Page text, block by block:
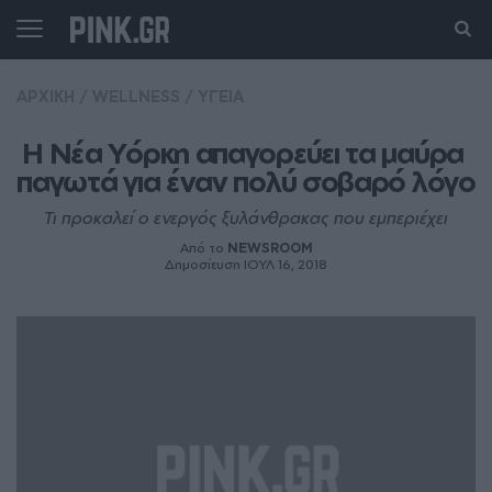
Η Νέα Υόρκη απαγορεύει τα μαύρα
παγωτά για έναν πολύ σοβαρό λόγο
Τι προκαλεί ο ενεργός ξυλάνθρακας που εμπεριέχει
Από το NEWSROOM
Δημοσίευση ΙΟΥΛ 16, 2018